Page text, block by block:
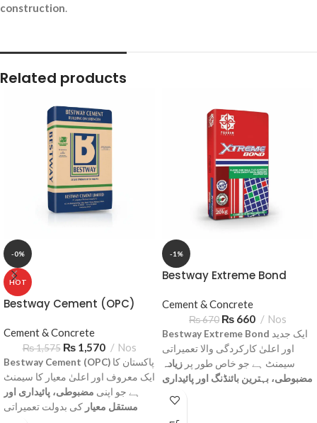
construction.
Related products
-0%
HOT
Bestway Cement (OPC)
Cement & Concrete
₨1,575 ₨1,570 Nos
Bestway Cement (OPC)
ایک معروف اور اعلیٰ معیار کا سیمنٹ
ہے جو اپنی مضبوطی، پائیداری اور
مستقل معیار کی بدولت تعمیراتی
-1%
Bestway Extreme Bond
Cement & Concrete
₨670 ₨ 660 Nos
Bestway Extreme Bond
اور اعلیٰ کارکردگی والا تعمیراتی
سیمنٹ ہے جو خاص طور پر زیادہ
مضبوطی، بہترین بائنڈنگ اور پائیداری
منصوبوں کے لیے موزوں ہے جہاں